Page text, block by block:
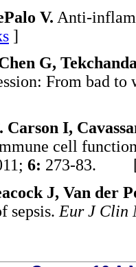
V. Anti-
]
G,
From bad to
I,
cell
6: 273-83.
J, Van der
sepsis. Eur J Clin